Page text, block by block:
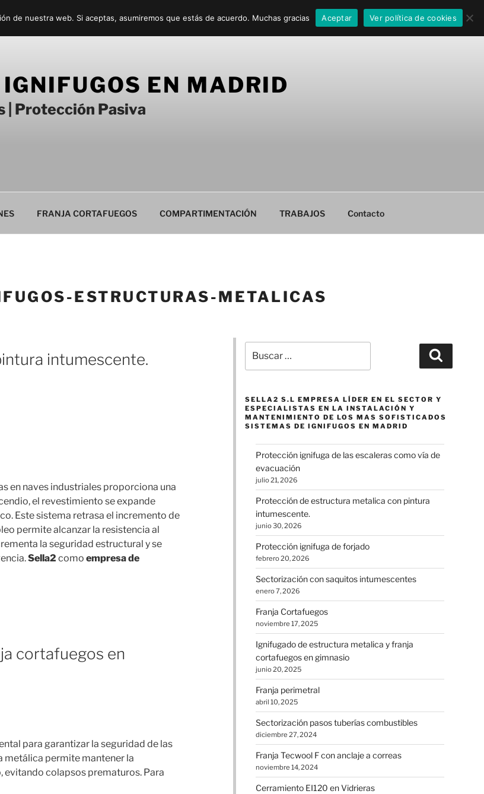
EN MADRID
| Protección Pasiva
FRANJA CORTAFUEGOS COMPARTIMENTACIÓN TRABAJOS Contacto
ESTRUCTURAS-METALICAS
intumescente.
en naves industriales proporciona una
el revestimiento se expande
Este sistema retrasa el incremento de
permite alcanzar la resistencia al
la seguridad estructural y se
Sella2 como empresa de
cortafuegos en
para garantizar la seguridad de las
metálica permite mantener la
evitando colapsos prematuros. Para
por:
SELLA2 S.L EMPRESA LÍDER EN EL SECTOR Y
ESPECIALISTAS EN LA INSTALACIÓN Y
MANTENIMIENTO DE LOS MAS SOFISTICADOS
SISTEMAS DE IGNIFUGOS EN MADRID
Protección ignifuga de las escaleras como vía de
evacuación
julio 21, 2026
Protección de estructura metalica con pintura
intumescente.
junio 30, 2026
Protección ignifuga de forjado
febrero 20, 2026
Sectorización con saquitos intumescentes
enero 7, 2026
Franja Cortafuegos
noviembre 17, 2025
Ignifugado de estructura metalica y franja
cortafuegos en gimnasio
junio 20, 2025
Franja perimetral
abril 10, 2025
Sectorización pasos tuberías combustibles
diciembre 27, 2024
Franja Tecwool F con anclaje a correas
noviembre 14, 2024
Cerramiento EI120 en Vidrieras
de nuestra web. Si aceptas, asumiremos que estás de acuerdo. Muchas gracias Aceptar Ver política de cookies